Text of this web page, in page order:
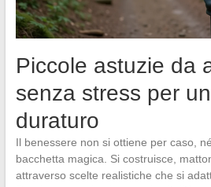
Piccole astuzie da
senza stress per
duraturo
Il benessere non si ottiene per caso,
bacchetta magica. Si costruisce,
attraverso scelte realistiche che si